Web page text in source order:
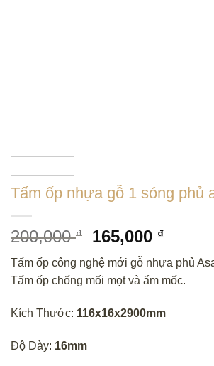
Tấm ốp nhựa gỗ 1 sóng phủ
200,000₫
Giá
gốc
là:
200,000 ₫.
165,000 ₫Giá
hiện
tại
là:
Tấm ốp công nghệ mới gỗ nhựa phủ
Tấm ốp chống mối mọt và ẩm mốc.
Kích Thước: 116x16x2900mm
Độ Dày: 16mm